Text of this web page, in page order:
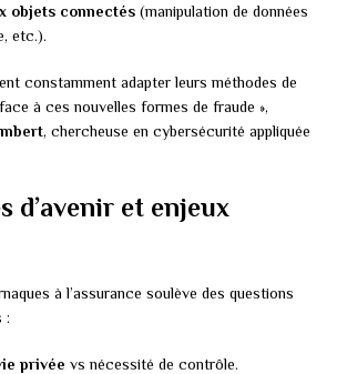
objets connectés (manipulation de données
etc.).
constamment adapter leurs méthodes de
à ces nouvelles formes de fraude »,
, chercheuse en cybersécurité appliquée
d’avenir et enjeux
à l’assurance soulève des questions
:
privée vs nécessité de contrôle.